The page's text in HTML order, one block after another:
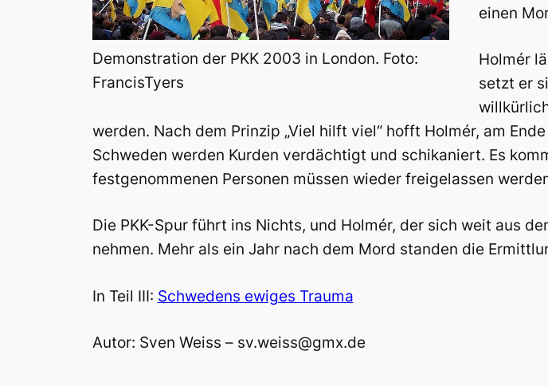
Demonstration der PKK 2003 in London. Foto:
FrancisTyers
einen
Holmér
setzt er
werden. Nach dem Prinzip „Viel hilft viel“ hofft Holmér, am
Schweden werden Kurden verdächtigt und schikaniert. Es
festgenommenen Personen müssen wieder freigelassen
Die PKK-Spur führt ins Nichts, und Holmér, der sich weit aus
nehmen. Mehr als ein Jahr nach dem Mord standen die
In Teil III: Schwedens ewiges Trauma
Autor: Sven Weiss – sv.weiss@gmx.de